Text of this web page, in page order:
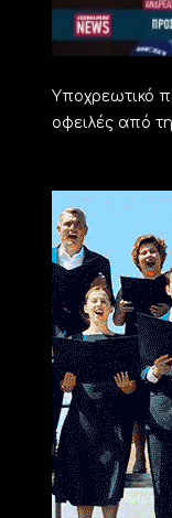
Υποχρεωτικό
οφειλές από